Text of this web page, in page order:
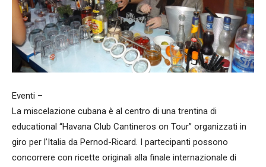
Eventi –
La miscelazione cubana è al centro di una trentina di
educational “Havana Club Cantineros on Tour” organizzati in
giro per l’Italia da Pernod-Ricard. I partecipanti possono
concorrere con ricette originali alla finale internazionale di